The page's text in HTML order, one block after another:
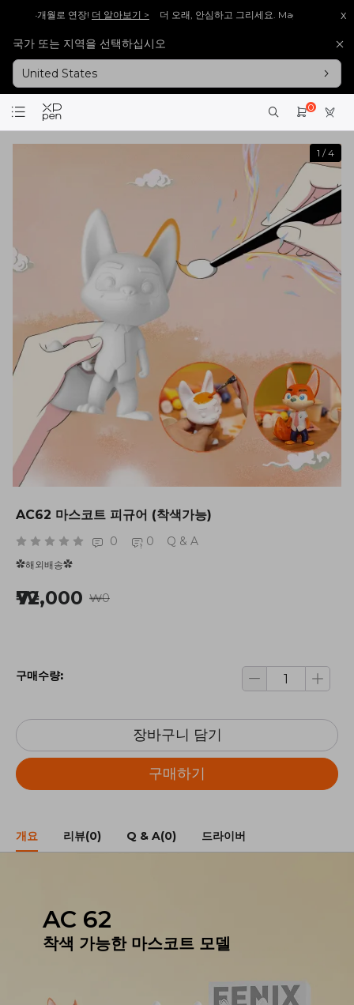
개월로 연장!더 알아보기 > 더 오래, 안심하고 그리세요. Magic Drawing Pad
돌아왔습니다! 바로보기 >> [재입고 안내] 많은 분들이 기다려주신 [Artist 13.3
돌아왔습니다!바로보기 >> [재입고 안내] 많은 분들이 기다려주신 [Artist 15.6
회원가입 시 <1만 원> 상당 포인트를 증정합니다. 바로가입 >
설레는 핑크의 등장! Artist 12 3세대 핑크 에디션 출시!더 알아보기 >
x
국가 또는 지역을 선택하십시오
United States
0
1 /4
AC62 마스코트 피규어 (착색가능)
0 0 Q & A
✿해외배송✿
₩72,000 ₩0
구매수량:
장바구니 담기
구매하기
개요 리뷰(0) Q & A(0) 드라이버
AC 62
착색 가능한 마스코트 모델